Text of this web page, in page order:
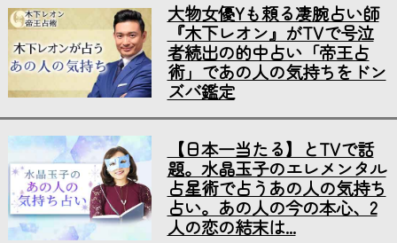
大物女優Yも頼る凄腕占い師
『木下レオン』がTVで号泣
者続出の的中占い「帝王占
術」であの人の気持ちをドン
ズバ鑑定
【日本一当たる】とTVで話
題。水晶玉子のエレメンタル
占星術で占うあの人の気持ち
占い。あの人の今の本心、2
人の恋の結末は...